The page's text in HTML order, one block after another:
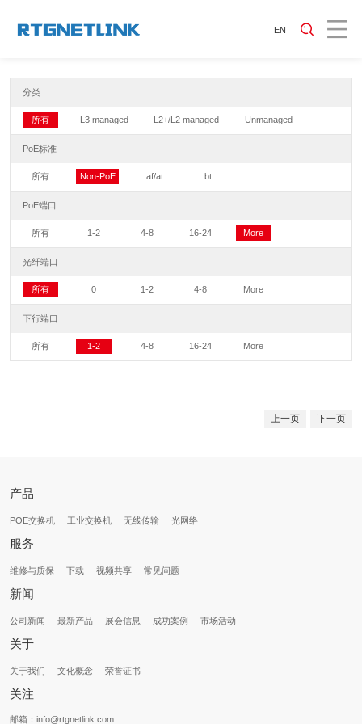
EN
分类
所有 L3 managed L2+/L2 managed Unmanaged
PoE标准
所有 Non-PoE af/at bt
PoE端口
所有 1-2 4-8 16-24 More
光纤端口
所有 0 1-2 4-8 More
下行端口
所有 1-2 4-8 16-24 More
上一页 下一页
产品
POE交换机 工业交换机 无线传输 光网络
服务
维修与质保 下载 视频共享 常见问题
新闻
公司新闻 最新产品 展会信息 成功案例 市场活动
关于
关于我们 文化概念 荣誉证书
关注
邮箱：info@rtgnetlink.com